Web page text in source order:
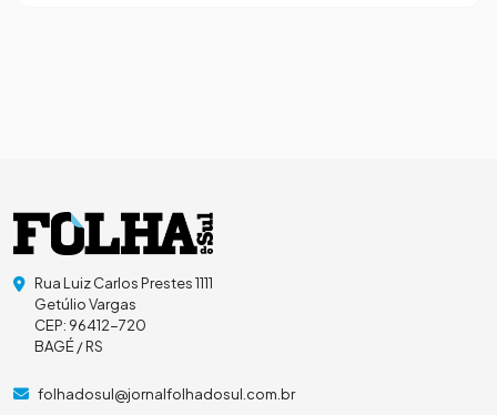
Rua Luiz Carlos Prestes 1111
Getúlio Vargas
CEP: 96412-720
BAGÉ / RS
folhadosul@jornalfolhadosul.com.br